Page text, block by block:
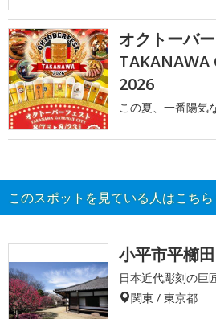
オクトーバ
TAKANAWA
2026
この夏、一番陽気
このスポットを見ている人はこち
小平市平櫛
日本近代彫刻の巨
関東 / 東京都